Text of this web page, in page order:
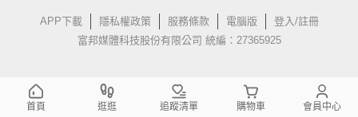
APP下載 隱私權政策 服務條款 電腦版
登入/註冊
富邦媒體科技股份有限公司 統編：27365925
首頁 逛逛 追蹤清單 購物車 會員中心